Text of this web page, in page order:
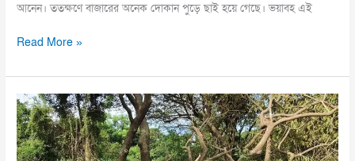
আনেন। ততক্ষণে বাজারের অনেক দোকান পুড়ে ছাই হয়ে গেছে। ভয়াবহ এই
Read More »
সীতাকুণ্ডে
ব্যাপক
হারে
বন